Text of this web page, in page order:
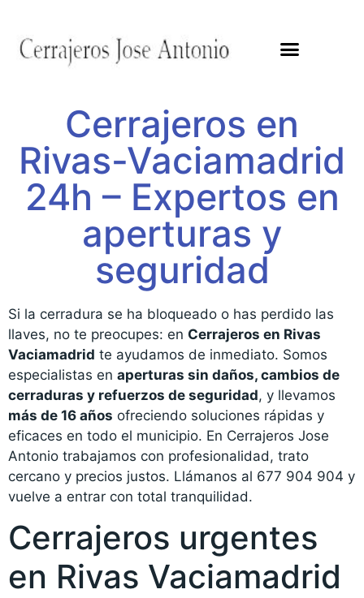
Cerrajeros en
Rivas-Vaciamadrid
24h – Expertos en
aperturas y
seguridad
Si la cerradura se ha bloqueado o has perdido las
llaves, no te preocupes: en Cerrajeros en Rivas
Vaciamadrid te ayudamos de inmediato. Somos
especialistas en aperturas sin daños, cambios de
cerraduras y refuerzos de seguridad, y llevamos
más de 16 años ofreciendo soluciones rápidas y
eficaces en todo el municipio. En Cerrajeros Jose
Antonio trabajamos con profesionalidad, trato
cercano y precios justos. Llámanos al 677 904 904 y
vuelve a entrar con total tranquilidad.
Cerrajeros urgentes
en Rivas Vaciamadrid